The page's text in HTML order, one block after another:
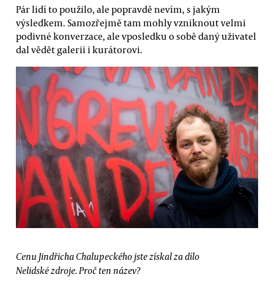
Pár lidí to použilo, ale popravdě nevím, s jakým
výsledkem. Samozřejmě tam mohly vzniknout velmi
podivné konverzace, ale vposledku o sobě daný uživatel
dal vědět galerii i kurátorovi.
Cenu Jindřicha Chalupeckého jste získal za dílo
Nelidské zdroje. Proč ten název?